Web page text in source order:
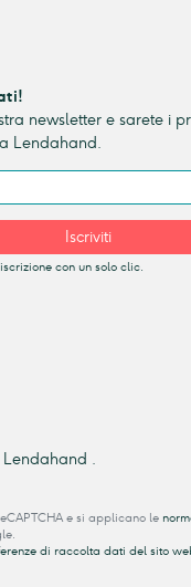
newsletter e sarete i
Lendahand.
Iscriviti
con un solo clic.
.
e si applicano le
di raccolta dati del sito